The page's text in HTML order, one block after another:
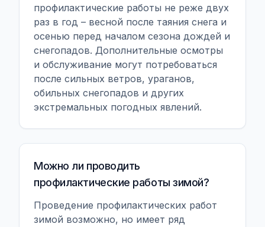
профилактические работы не реже двух
раз в год – весной после таяния снега и
осенью перед началом сезона дождей и
снегопадов. Дополнительные осмотры
и обслуживание могут потребоваться
после сильных ветров, ураганов,
обильных снегопадов и других
экстремальных погодных явлений.
Можно ли проводить
профилактические работы зимой?
Проведение профилактических работ
зимой возможно, но имеет ряд